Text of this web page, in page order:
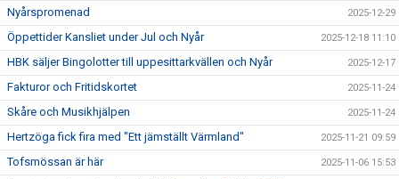
Nyårspromenad 2025-12-29
Öppettider Kansliet under Jul och Nyår 2025-12-18 11:10
HBK säljer Bingolotter till uppesittarkvällen och Nyår 2025-12-17
Fakturor och Fritidskortet 2025-11-24
Skåre och Musikhjälpen 2025-11-24
Hertzöga fick fira med "Ett jämställt Värmland" 2025-11-21 09:59
Tofsmössan är här 2025-11-06 15:53